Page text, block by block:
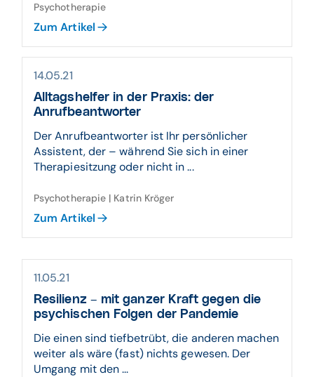
Psychotherapie
Zum Artikel
14.05.21
Alltagshelfer in der Praxis: der
Anrufbeantworter
Der Anrufbeantworter ist Ihr persönlicher
Assistent, der – während Sie sich in einer
Therapiesitzung oder nicht in ...
Psychotherapie | Katrin Kröger
Zum Artikel
11.05.21
Resilienz – mit ganzer Kraft gegen die
psychischen Folgen der Pandemie
Die einen sind tiefbetrübt, die anderen machen
weiter als wäre (fast) nichts gewesen. Der
Umgang mit den ...